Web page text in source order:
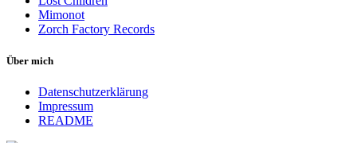
Mimonot
Zorch Factory Records
Über mich
Datenschutzerklärung
Impressum
README